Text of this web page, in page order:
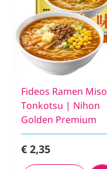
Fideos Ramen Miso
Tonkotsu | Nihon
Golden Premium
€ 2,35